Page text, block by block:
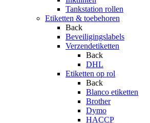
Tankstation rollen
Etiketten & toebehoren
Back
Beveiligingslabels
Verzendetiketten
Back
DHL
Etiketten op rol
Back
Blanco etiketten
Brother
Dymo
HACCP